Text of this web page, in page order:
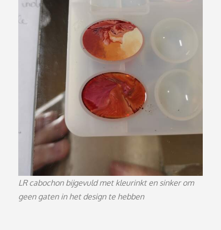
LR cabochon bijgevuld met kleurinkt en sinker om
geen gaten in het design te hebben